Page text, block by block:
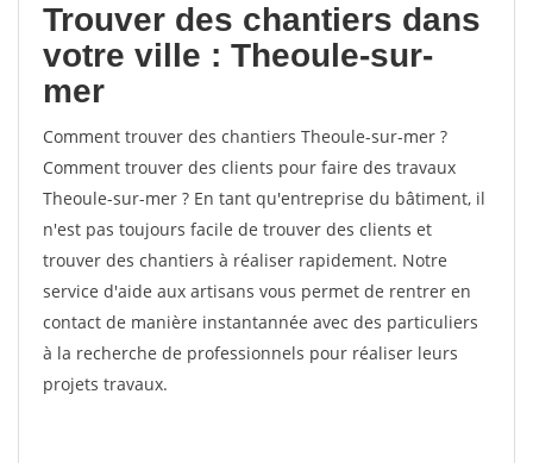
Trouver des chantiers dans
votre ville : Theoule-sur-
mer
Comment trouver des chantiers Theoule-sur-mer ?
Comment trouver des clients pour faire des travaux
Theoule-sur-mer ? En tant qu'entreprise du bâtiment, il
n'est pas toujours facile de trouver des clients et
trouver des chantiers à réaliser rapidement. Notre
service d'aide aux artisans vous permet de rentrer en
contact de manière instantannée avec des particuliers
à la recherche de professionnels pour réaliser leurs
projets travaux.